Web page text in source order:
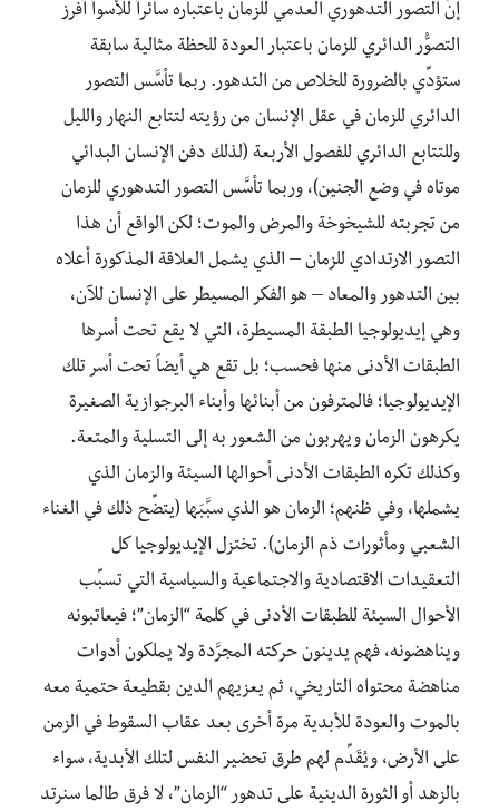
إنَّ التصور التدهوري العدمي للزمان باعتباره سائراً للأسوأ أفرز
التصوُّر الدائري للزمان باعتبار العودة للحظة مثالية سابقة
ستؤدِّي بالضرورة للخلاص من التدهور. ربما تأسَّس التصور
الدائري للزمان في عقل الإنسان من رؤيته لتتابع النهار والليل
وللتتابع الدائري للفصول الأربعة (لذلك دفن الإنسان البدائي
موتاه في وضع الجنين)، وربما تأسَّس التصور التدهوري للزمان
من تجربته للشيخوخة والمرض والموت؛ لكن الواقع أن هذا
التصور الارتدادي للزمان – الذي يشمل العلاقة المذكورة أعلاه
بين التدهور والمعاد – هو الفكر المسيطر على الإنسان للآن،
وهي إيديولوجيا الطبقة المسيطرة، التي لا يقع تحت أسرها
الطبقات الأدنى منها فحسب؛ بل تقع هي أيضاً تحت أسر تلك
الإيديولوجيا؛ فالمترفون من أبنائها وأبناء البرجوازية الصغيرة
يكرهون الزمان ويهربون من الشعور به إلى التسلية والمتعة.
وكذلك تكره الطبقات الأدنى أحوالها السيئة والزمان الذي
يشملها، وفي ظنهم؛ الزمان هو الذي سبَّبَها (يتضِّح ذلك في الغناء
الشعبي ومأثورات ذم الزمان). تختزل الإيديولوجيا كل
التعقيدات الاقتصادية والاجتماعية والسياسية التي تسبِّب
الأحوال السيئة للطبقات الأدنى في كلمة “الزمان”؛ فيعاتبونه
ويناهضونه، فهم يدينون حركته المجرَّدة ولا يملكون أدوات
مناهضة محتواه التاريخي، ثم يعزيهم الدين بقطيعة حتمية معه
بالموت والعودة للأبدية مرة أخرى بعد عقاب السقوط في الزمن
على الأرض، ويُقَدِّم لهم طرق تحضير النفس لتلك الأبدية، سواء
بالزهد أو الثورة الدينية على تدهور “الزمان”، لا فرق طالما سنرتد